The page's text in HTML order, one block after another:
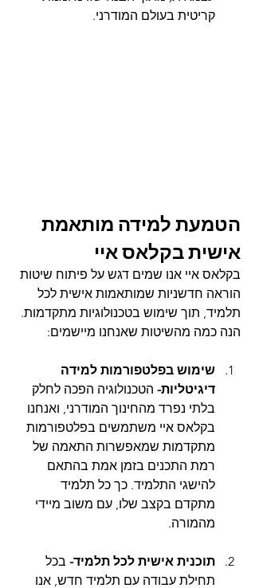
קריטית בעולם המודרני.
הטמעת למידה מותאמת
אישית בקלאס איי
בקלאס איי אנו שמים דגש על פיתוח שיטות
הוראה חדשניות שמותאמות אישית לכל
תלמיד, תוך שימוש בטכנולוגיות מתקדמות.
הנה כמה מהשיטות שאנחנו מיישמים:
שימוש בפלטפורמות למידה
דיגיטליות- הטכנולוגיה הפכה לחלק
בלתי נפרד מהחינוך המודרני, ואנחנו
בקלאס איי משתמשים בפלטפורמות
מתקדמות שמאפשרות התאמה של
רמת התכנים בזמן אמת בהתאם
להישגי התלמיד. כך כל תלמיד
מתקדם בקצב שלו, עם משוב מיידי
מהמורה.
תוכנית אישית לכל תלמיד- בכל
תחילת עבודה עם תלמיד חדש, אנו